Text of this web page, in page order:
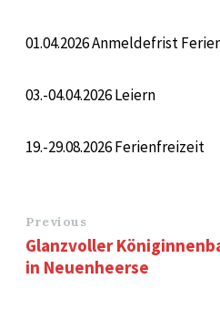
01.04.2026 Anmeldefrist
03.-04.04.2026 Leiern
19.-29.08.2026 Ferienfreizeit
Previous
Glanzvoller
in Neuenheerse